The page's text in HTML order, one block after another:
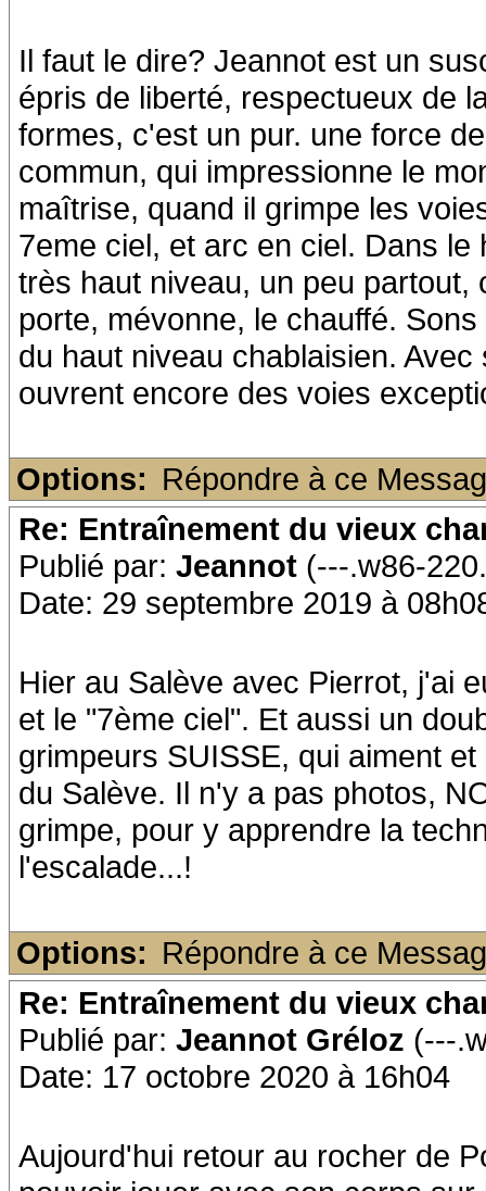
Il faut le dire? Jeannot est un
épris de liberté, respectueux de
formes, c'est un pur. une force
commun, qui impressionne le
maîtrise, quand il grimpe les
7eme ciel, et arc en ciel. Dans
très haut niveau, un peu
porte, mévonne, le chauffé.
du haut niveau chablaisien.
ouvrent encore des voies
Options: Répondre à ce
Re: Entraînement du vieux
Publié par: Jeannot (---.w86-
Date: 29 septembre 2019 à
Hier au Salève avec Pierrot, j'ai
et le "7ème ciel". Et aussi un
grimpeurs SUISSE, qui aiment
du Salève. Il n'y a pas photos,
grimpe, pour y apprendre la
l'escalade...!
Options: Répondre à ce
Re: Entraînement du vieux
Publié par: Jeannot Gréloz (---
Date: 17 octobre 2020 à 16h04
Aujourd'hui retour au rocher de